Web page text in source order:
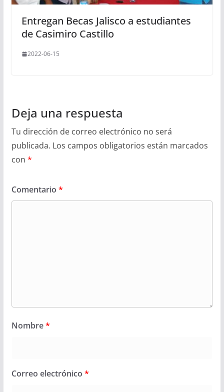
Entregan Becas Jalisco a estudiantes
de Casimiro Castillo
2022-06-15
Deja una respuesta
Tu dirección de correo electrónico no será
publicada. Los campos obligatorios están marcados
con *
Comentario *
Nombre*
Correo electrónico *